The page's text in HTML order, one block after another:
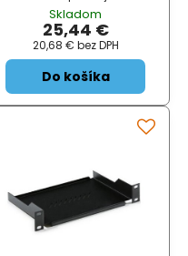
kg. ZÁKLADNÉ
ŠPECIFIKÁCIE; Farba:
čierna; Veľkosť: 19 ", hĺbka 450
mm; Dosť ...
Skladom
25,44 €
20,68 € bez DPH
Do košíka